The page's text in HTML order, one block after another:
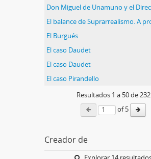
Don Miguel de Unamuno y el
El Burgués
El caso Daudet
El caso Daudet
El caso Pirandello
Resultados 1 a 50de 232
of 5
Creador de